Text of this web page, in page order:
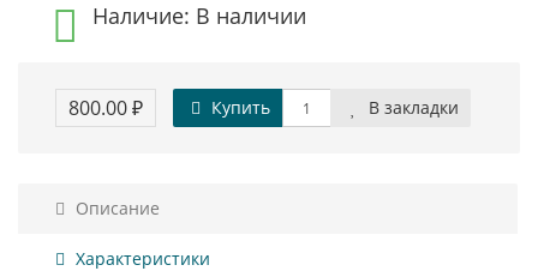
Наличие: В наличии
800.00 ₽ Купить В закладки
Описание
Характеристики